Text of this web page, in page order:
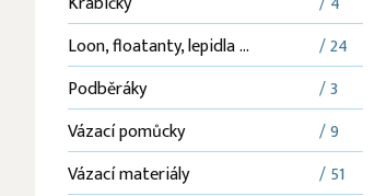
Loon, floatanty, lepidla ...
/ 24
Podběráky
/ 3
Vázací pomůcky
/ 9
Vázací materiály
/ 51